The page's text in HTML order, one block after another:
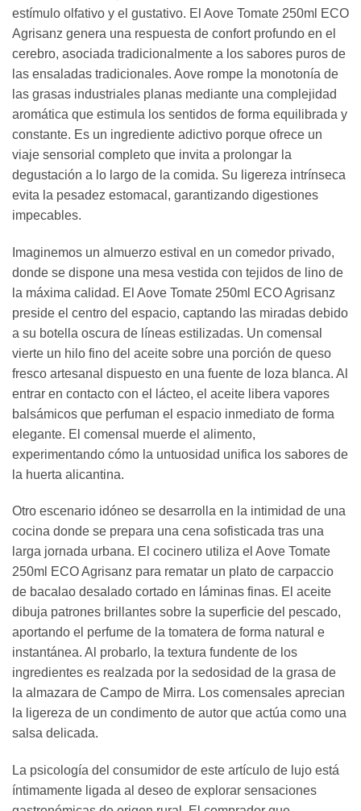
estímulo olfativo y el gustativo. El Aove Tomate 250ml ECO
Agrisanz genera una respuesta de confort profundo en el
cerebro, asociada tradicionalmente a los sabores puros de
las ensaladas tradicionales. Aove rompe la monotonía de
las grasas industriales planas mediante una complejidad
aromática que estimula los sentidos de forma equilibrada y
constante. Es un ingrediente adictivo porque ofrece un
viaje sensorial completo que invita a prolongar la
degustación a lo largo de la comida. Su ligereza intrínseca
evita la pesadez estomacal, garantizando digestiones
impecables.
Imaginemos un almuerzo estival en un comedor privado,
donde se dispone una mesa vestida con tejidos de lino de
la máxima calidad. El Aove Tomate 250ml ECO Agrisanz
preside el centro del espacio, captando las miradas debido
a su botella oscura de líneas estilizadas. Un comensal
vierte un hilo fino del aceite sobre una porción de queso
fresco artesanal dispuesto en una fuente de loza blanca. Al
entrar en contacto con el lácteo, el aceite libera vapores
balsámicos que perfuman el espacio inmediato de forma
elegante. El comensal muerde el alimento,
experimentando cómo la untuosidad unifica los sabores de
la huerta alicantina.
Otro escenario idóneo se desarrolla en la intimidad de una
cocina donde se prepara una cena sofisticada tras una
larga jornada urbana. El cocinero utiliza el Aove Tomate
250ml ECO Agrisanz para rematar un plato de carpaccio
de bacalao desalado cortado en láminas finas. El aceite
dibuja patrones brillantes sobre la superficie del pescado,
aportando el perfume de la tomatera de forma natural e
instantánea. Al probarlo, la textura fundente de los
ingredientes es realzada por la sedosidad de la grasa de
la almazara de Campo de Mirra. Los comensales aprecian
la ligereza de un condimento de autor que actúa como una
salsa delicada.
La psicología del consumidor de este artículo de lujo está
íntimamente ligada al deseo de explorar sensaciones